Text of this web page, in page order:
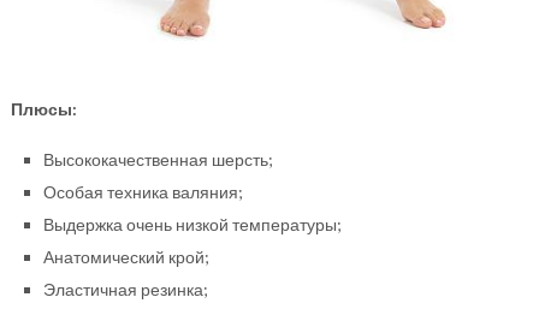
Плюсы:
Высококачественная шерсть;
Особая техника валяния;
Выдержка очень низкой температуры;
Анатомический крой;
Эластичная резинка;